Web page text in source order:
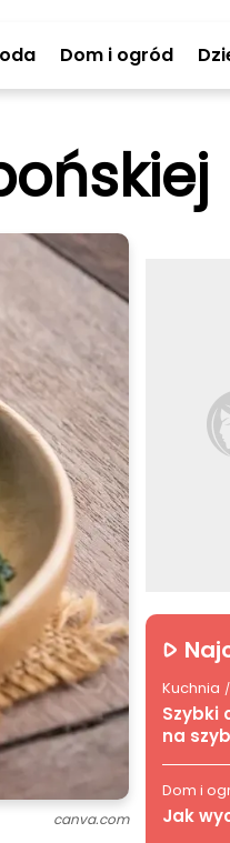
Dom i ogród
canva.com
Kuchnia /
Szybki
na
Dom i
Jak